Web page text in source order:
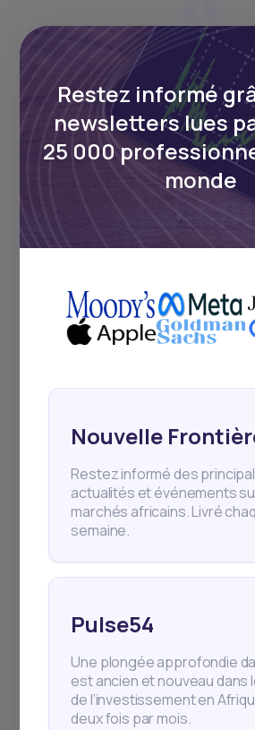
Personne habilitée à
d’achat et de vente de
pour le compte
financiers.
Stratégies
Marchés des capitaux
africains
Nouvelles
Pour
Pour les
fonds
Pour les
Restez informé
newsletters lues
25 000
monde
Nouvelle
Restez informé des
actualités et événements
marchés africains. Livré
semaine.
Pulse54
Une plongée approfondie
est ancien et nouveau dans
de l’investissement en
deux fois par mois.